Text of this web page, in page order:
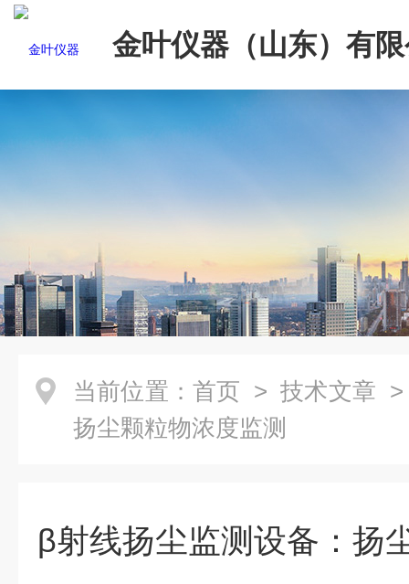
金叶仪器（山东）有
当前位置： 首页 > 技术文章
扬尘颗粒物浓度监测
β射线扬尘监测设备：扬